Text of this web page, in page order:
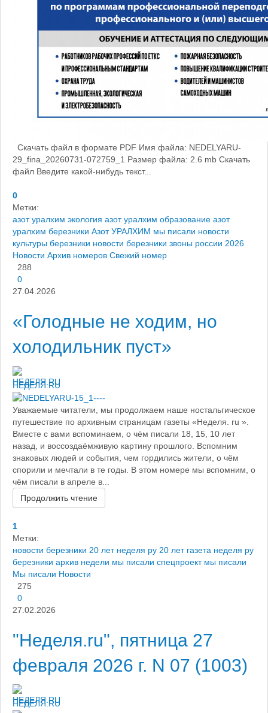
Скачать файл в формате PDF Имя файла: NEDELYARU-
29_fina_20260731-072759_1 Размер файла: 2.6 mb Скачать
файл Введите какой-нибудь текст...
0
Метки:
азот уралхим экология азот уралхим образование азот
уралхим березники Азот УРАЛХИМ мы писали новости
культуры березники новости березники звоны россии 2026
Новости Архив номеров Свежий номер
288
0
27.04.2026
«Голодные не ходим, но
холодильник пуст»
НЕДЕЛЯ.RU
Уважаемые читатели, мы продолжаем наше ностальгическое
путешествие по архивным страницам газеты «Неделя. ru ».
Вместе с вами вспоминаем, о чём писали 18, 15, 10 лет
назад, и воссоздаёмживую картину прошлого. Вспомним
знаковых людей и события, чем гордились жители, о чём
спорили и мечтали в те годы. В этом номере мы вспомним, о
чём писали в апреле в...
Продолжить чтение
1
Метки:
новости березники 20 лет неделя ру 20 лет газета неделя ру
березники архив недели мы писали спецпроект мы писали
Мы писали Новости
275
0
27.02.2026
"Неделя.ru", пятница 27
февраля 2026 г. N 07 (1003)
НЕДЕЛЯ.RU